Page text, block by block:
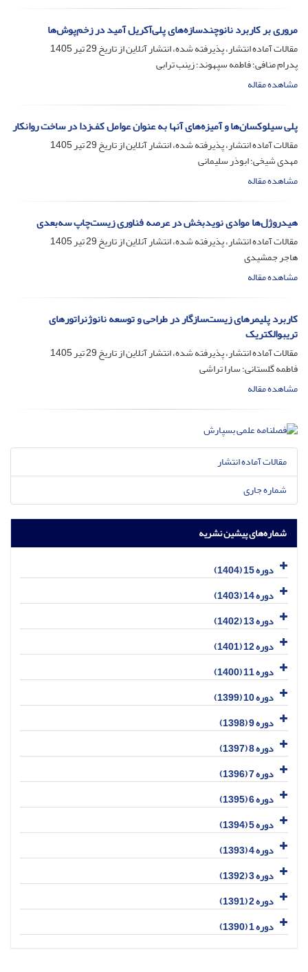
مروری بر کاربرد نانوچندسازه‌های پلی‌آکریل آمید در زخم‌پوش‌ها
مقالات آماده انتشار، پذیرفته شده، انتشار آنلاین از تاریخ29 تیر 1405
پدرام منافی؛ فاطمه سپهوند؛ زینب ترابی
مشاهده مقاله
پلی سیلوکسان‌ها و آمیزه‌های آنها به عنوان عوامل کف‌زدا در ساخت روانکار
مقالات آماده انتشار، پذیرفته شده، انتشار آنلاین از تاریخ29 تیر 1405
مهدی شیخی؛ ابوذر سلیمانی
مشاهده مقاله
هیدروژل‌ها موادی نویدبخش در عرصه فناوری زیست‌چاپ سه‌بعدی
مقالات آماده انتشار، پذیرفته شده، انتشار آنلاین از تاریخ29 تیر 1405
هاجر جمشیدی
مشاهده مقاله
کاربرد پلیمرهای زیست‌سازگار در طراحی و توسعه نانوژنراتورهای
تریبوالکتریک
مقالات آماده انتشار، پذیرفته شده، انتشار آنلاین از تاریخ29 تیر 1405
فاطمه گلستانی؛ سارا تراشی
مشاهده مقاله
مقالات آماده انتشار
شماره جاری
شماره‌های پیشین نشریه
دوره 15 (1404)
دوره 14 (1403)
دوره 13 (1402)
دوره 12 (1401)
دوره 11 (1400)
دوره 10 (1399)
دوره 9 (1398)
دوره 8 (1397)
دوره 7 (1396)
دوره 6 (1395)
دوره 5 (1394)
دوره 4 (1393)
دوره 3 (1392)
دوره 2 (1391)
دوره 1 (1390)